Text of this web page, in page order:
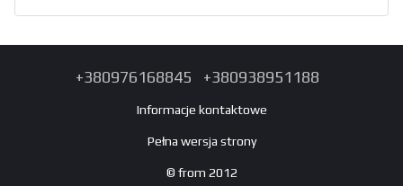
+380976168845 +380938951188
Informacje kontaktowe
Pełna wersja strony
© from 2012